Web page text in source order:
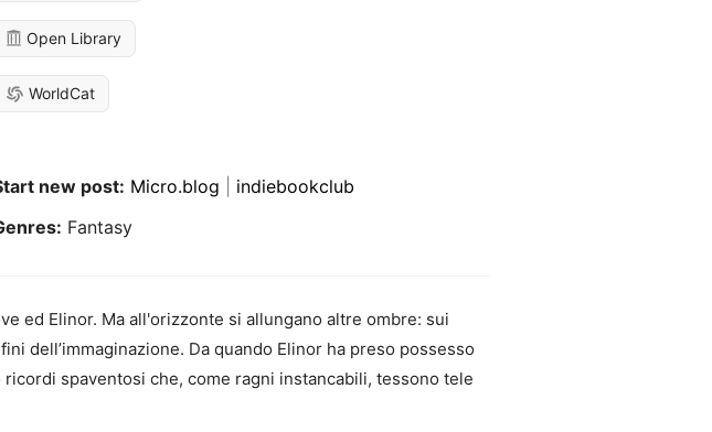
Open Library
WorldCat
new post: Micro.blog
indiebookclub
Fantasy
ed Elinor. Ma all'orizzonte si allungano altre ombre: sui
dell’immaginazione. Da quando Elinor ha preso possesso
spaventosi che, come ragni instancabili, tessono tele